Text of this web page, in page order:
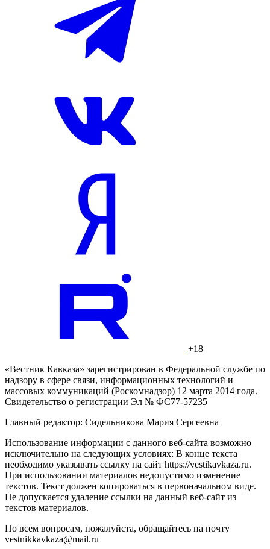
+18
«Вестник Кавказа» зарегистрирован в Федеральной службе по
надзору в сфере связи, информационных технологий и
массовых коммуникаций (Роскомнадзор) 12 марта 2014 года.
Свидетельство о регистрации Эл № ФС77-57235
Главный редактор: Сидельникова Мария Сергеевна
Использование информации с данного веб-сайта возможно
исключительно на следующих условиях: В конце текста
необходимо указывать ссылку на сайт https://vestikavkaza.ru.
При использовании материалов недопустимо изменение
текстов. Текст должен копироваться в первоначальном виде.
Не допускается удаление ссылки на данный веб-сайт из
текстов материалов.
По всем вопросам, пожалуйста, обращайтесь на почту
vestnikkavkaza@mail.ru